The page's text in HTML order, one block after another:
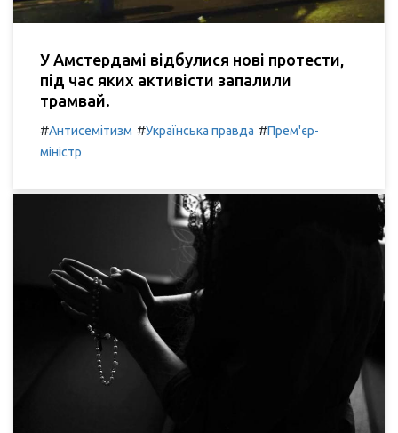
У Амстердамі відбулися нові протести,
під час яких активісти запалили
трамвай.
#Антисемітизм #Українська правда #Прем'єр-
міністр